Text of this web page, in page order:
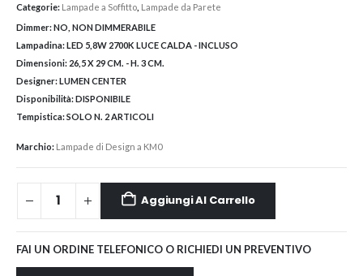
Categorie: Lampade a Soffitto Lampade da Parete
Dimmer:NO, NON DIMMERABILE
Lampadina:LED 5,8W 2700K LUCE CALDA - INCLUSO
Dimensioni: 26,5 X 29 CM. - H. 3 CM.
Designer:LUMEN CENTER
Disponibilità:DISPONIBILE
Tempistica:SOLO N. 2 ARTICOLI
Marchio: Lampade di Design a KM0
Aggiungi Al Carrello
FAI UN ORDINE TELEFONICO O RICHIEDI UN PREVENTIVO